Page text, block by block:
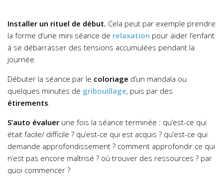
Installer un rituel de début. Cela peut par exemple prendre
la forme d’une mini séance de relaxation pour aider l’enfant
à se débarrasser des tensions accumulées pendant la
journée.
Débuter la séance par le coloriage d’un mandala ou
quelques minutes de gribouillage, puis par des
étirements.
S’auto évaluer une fois la séance terminée : qu’est-ce qui
était facile/ difficile ? qu’est-ce qui est acquis ? qu’est-ce qui
demande approfondissement ? comment approfondir ce qui
n’est pas encore maîtrisé ? où trouver des ressources ? par
quoi commencer ?